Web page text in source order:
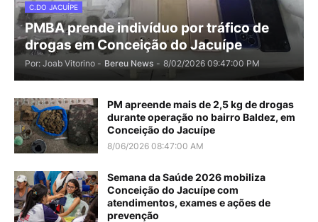
C.DO JACUÍPE
PMBA prende indivíduo por tráfico de
drogas em Conceição do Jacuípe
Por: Joab Vitorino - Bereu News - 8/02/2026 09:47:00 PM
PM apreende mais de 2,5 kg de drogas
durante operação no bairro Baldez, em
Conceição do Jacuípe
8/06/2026 08:47:00 AM
Semana da Saúde 2026 mobiliza
Conceição do Jacuípe com
atendimentos, exames e ações de
prevenção